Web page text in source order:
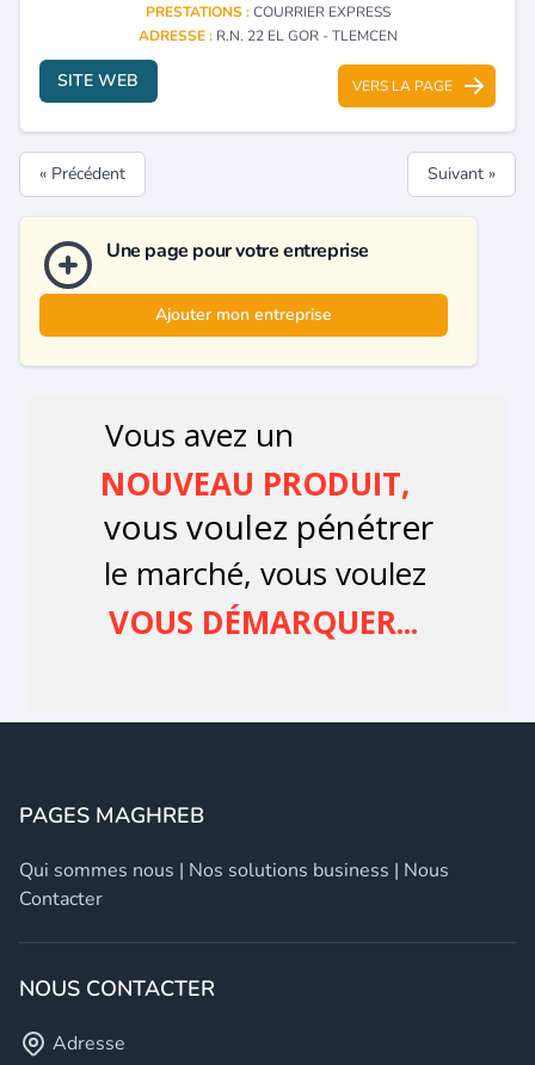
PRESTATIONS :COURRIER EXPRESS
ADRESSE : R.N. 22 EL GOR - TLEMCEN
SITE WEB VERS LA PAGE
« Précédent Suivant »
Une page pour votre entreprise
Ajouter mon entreprise
PAGES MAGHREB
Qui sommes nous | Nos solutions business | Nous
Contacter
NOUS CONTACTER
Adresse